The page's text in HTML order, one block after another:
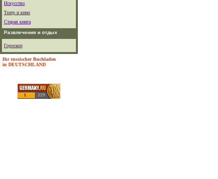
Искусство
Театр и кино
Старая книга
Развлечения и отдых
Гороскоп
Ihr russischer Buchladen
in DEUTSCHLAND